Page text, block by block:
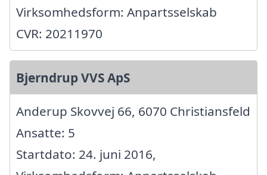
Virksomhedsform: Anpartsselskab
CVR: 20211970
Bjerndrup VVS ApS
Anderup Skovvej 66, 6070 Christiansfeld
Ansatte: 5
Startdato: 24. juni 2016,